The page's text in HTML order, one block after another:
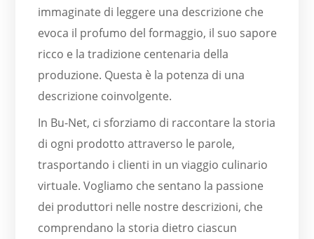
immaginate di leggere una descrizione che
evoca il profumo del formaggio, il suo sapore
ricco e la tradizione centenaria della
produzione. Questa è la potenza di una
descrizione coinvolgente.
In Bu-Net, ci sforziamo di raccontare la storia
di ogni prodotto attraverso le parole,
trasportando i clienti in un viaggio culinario
virtuale. Vogliamo che sentano la passione
dei produttori nelle nostre descrizioni, che
comprendano la storia dietro ciascun